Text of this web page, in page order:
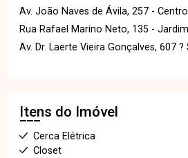
Av. João Naves de Ávila, 257 - Centro
Rua Rafael Marino Neto, 135 -
Av. Dr. Laerte Vieira Gonçalves, 607
Itens do Imóvel
Cerca Elétrica
Closet